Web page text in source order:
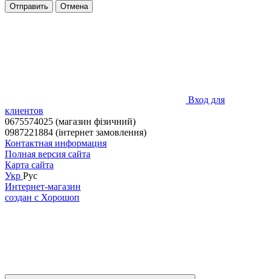
Отправить Отмена
Вход для
клиентов
0675574025 (магазин фізичний)
0987221884 (інтернет замовлення)
Контактная информация
Полная версия сайта
Карта сайта
Укр Рус
Интернет-магазин
создан с Хорошоп